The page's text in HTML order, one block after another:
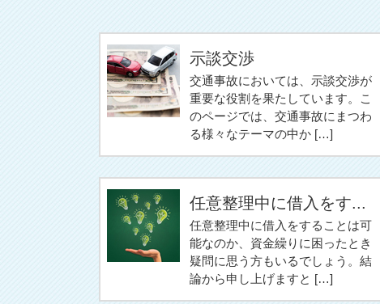
示談交渉
交通事故においては、示談交渉が
重要な役割を果たしています。こ
のページでは、交通事故にまつわ
る様々なテーマの中か […]
任意整理中に借入をす...
任意整理中に借入をすることは可
能なのか、資金繰りに困ったとき
疑問に思う方もいるでしょう。結
論から申し上げますと […]